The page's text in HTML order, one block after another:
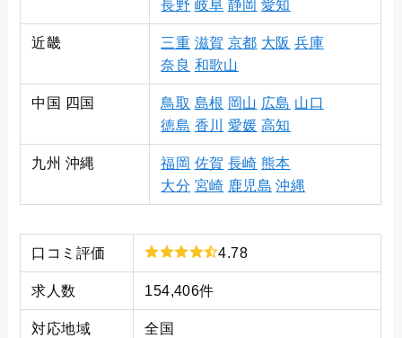
長野 岐阜 静岡 愛知
近畿 三重 滋賀 京都 大阪 兵庫
奈良 和歌山
中国 四国 鳥取 島根 岡山 広島 山口
徳島 香川 愛媛 高知
九州 沖縄 福岡 佐賀 長崎 熊本
大分 宮崎 鹿児島 沖縄
口コミ評価 4.78
求人数 154,406件
対応地域 全国